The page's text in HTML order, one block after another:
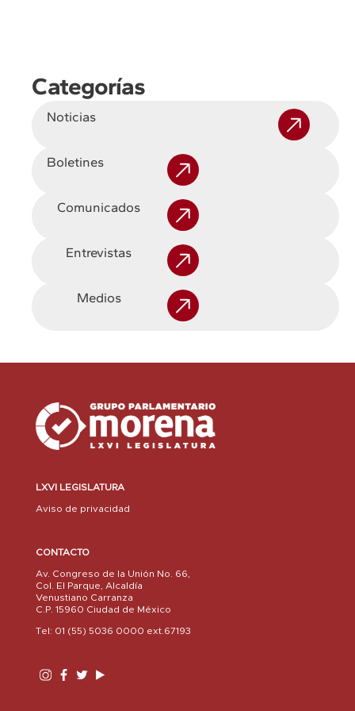
Categorías
Noticias
Boletines
Comunicados
Entrevistas
Medios
LXVI LEGISLATURA
Aviso de privacidad
CONTACTO
Av. Congreso de la Unión No. 66,
Col. El Parque, Alcaldía
Venustiano Carranza
C.P. 15960 Ciudad de México
Tel: 01 (55) 5036 0000 ext.67193